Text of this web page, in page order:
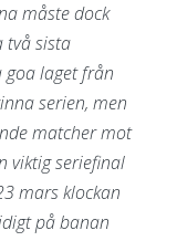
måste dock
två sista
goa laget från
serien, men
matcher mot
viktig seriefinal
mars klockan
på banan